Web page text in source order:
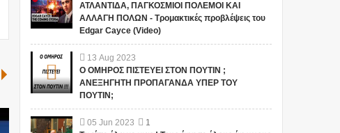
ΑΤΛΑΝΤΙΔΑ, ΠΑΓΚΟΣΜΙΟΙ ΠΟΛΕΜΟΙ ΚΑΙ
ΑΛΛΑΓΗ ΠΟΛΩΝ - Τρομακτικές προβλέψεις του
Edgar Cayce (Video)
13 Aug 2023
Ο ΟΜΗΡΟΣ ΠΙΣΤΕΥΕΙ ΣΤΟΝ ΠΟΥΤΙΝ ;
ΑΝΕΞΗΓΗΤΗ ΠΡΟΠΑΓΑΝΔΑ ΥΠΕΡ ΤΟΥ
ΠΟΥΤΙΝ;
05 Jun 2023
1